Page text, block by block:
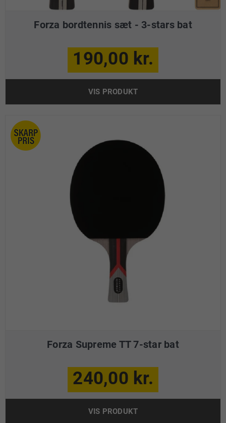
Forza bordtennis sæt - 3-stars bat
190,00 kr.
VIS PRODUKT
Forza Supreme TT 7-star bat
240,00 kr.
VIS PRODUKT